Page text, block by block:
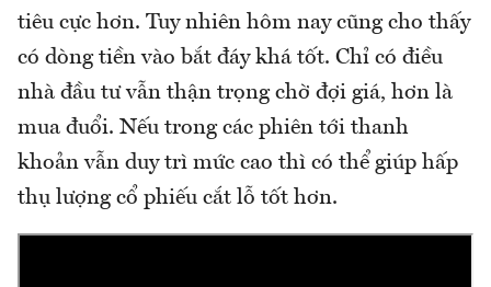
tiêu cực hơn. Tuy nhiên hôm nay cũng cho thấy
có dòng tiền vào bắt đáy khá tốt. Chỉ có điều
nhà đầu tư vẫn thận trọng chờ đợi giá, hơn là
mua đuổi. Nếu trong các phiên tới thanh
khoản vẫn duy trì mức cao thì có thể giúp hấp
thụ lượng cổ phiếu cắt lỗ tốt hơn.